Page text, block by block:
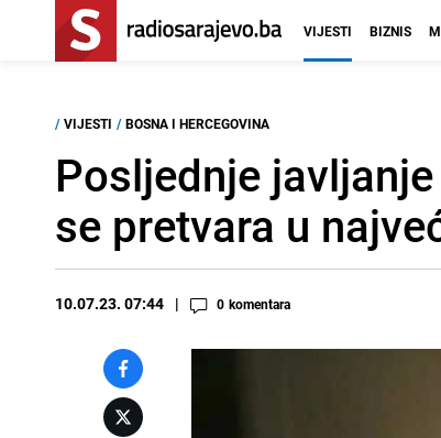
VIJESTI BIZNIS
/ VIJESTI / BOSNA I HERCEGOVINA
Posljednje
se pretvara u
10.07.23. 07:44 0 komentara